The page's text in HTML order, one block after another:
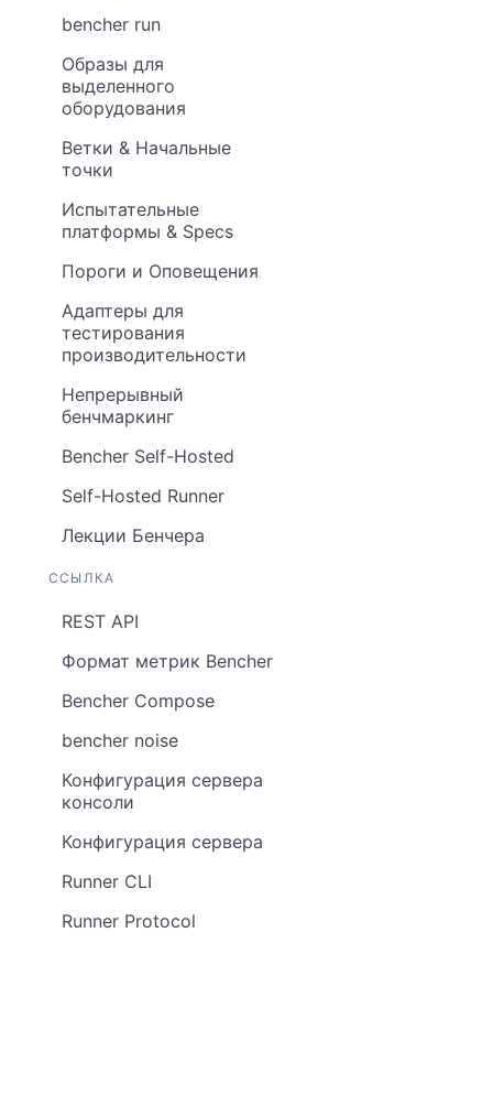
bencher run
Образы для
выделенного
оборудования
Ветки & Начальные
точки
Испытательные
платформы & Specs
Пороги и Оповещения
Адаптеры для
тестирования
производительности
Непрерывный
бенчмаркинг
Bencher Self-Hosted
Self-Hosted Runner
Лекции Бенчера
ССЫЛКА
REST API
Формат метрик Bencher
Bencher Compose
bencher noise
Конфигурация сервера
консоли
Конфигурация сервера
Runner CLI
Runner Protocol